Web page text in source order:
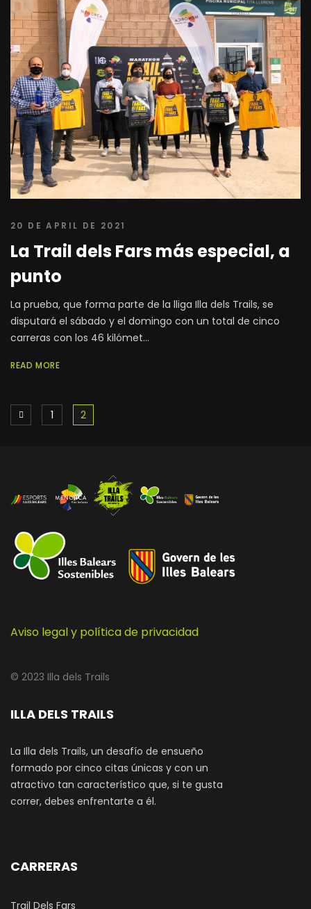
20 DE APRIL DE 2021
La Trail dels Fars más especial, a
punto
La prueba, que forma parte de la lliga Illa dels Trails, se
disputará el sábado y el domingo con un total de cinco
carreras con los 46 kilómet...
READ MORE
1 2
Aviso legal y política de privacidad
© 2023 Illa dels Trails
ILLA DELS TRAILS
La Illa dels Trails, un desafío de ensueño
formado por cinco citas únicas y con un
atractivo tan característico que, si te gusta
correr, debes enfrentarte a él.
CARRERAS
Trail Dels Fars